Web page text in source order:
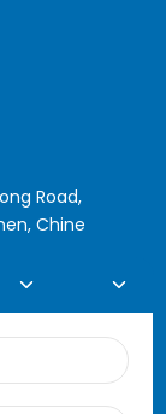
Road,
Chine